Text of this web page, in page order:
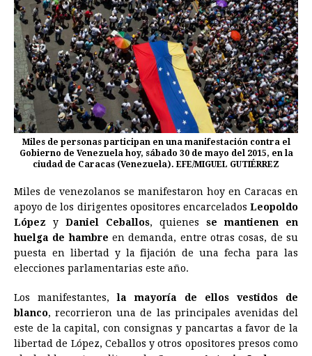
Miles de personas participan en una manifestación contra el
Gobierno de Venezuela hoy, sábado 30 de mayo del 2015, en la
ciudad de Caracas (Venezuela). EFE/MIGUEL GUTIÉRREZ
Miles de venezolanos se manifestaron hoy en Caracas en
apoyo de los dirigentes opositores encarcelados Leopoldo
López y Daniel Ceballos, quienes se mantienen en
huelga de hambre en demanda, entre otras cosas, de su
puesta en libertad y la fijación de una fecha para las
elecciones parlamentarias este año.
Los manifestantes,la mayoría de ellos vestidos de
blanco, recorrieron una de las principales avenidas del
este de la capital, con consignas y pancartas a favor de la
libertad de López, Ceballos y otros opositores presos como